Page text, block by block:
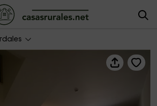
personas- Apartamentos Ardales